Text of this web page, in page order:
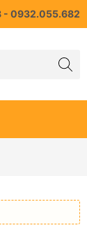
- 0932.055.682